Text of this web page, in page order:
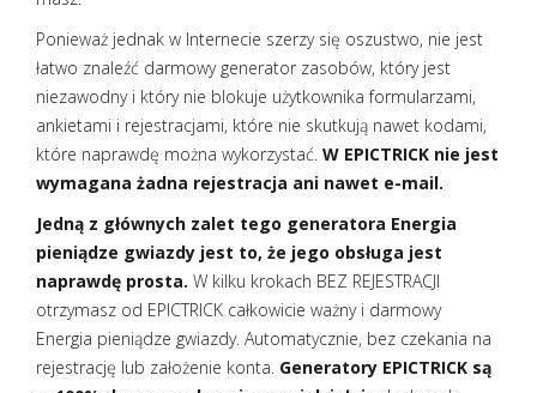
Ponieważ jednak w Internecie szerzy się oszustwo, nie jest
łatwo znaleźć darmowy generator zasobów, który jest
niezawodny i który nie blokuje użytkownika formularzami,
ankietami i rejestracjami, które nie skutkują nawet kodami,
które naprawdę można wykorzystać. W EPICTRICK nie jest
wymagana żadna rejestracja ani nawet e-mail.
Jedną z głównych zalet tego generatora Energia
pieniądze gwiazdy jest to, że jego obsługa jest
naprawdę prosta. W kilku krokach BEZ REJESTRACJI
otrzymasz od EPICTRICK całkowicie ważny i darmowy
Energia pieniądze gwiazdy. Automatycznie, bez czekania na
rejestrację lub założenie konta. Generatory EPICTRICK są